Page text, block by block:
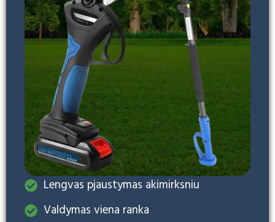
Lengvas pjaustymas akimirksniu
Valdymas viena ranka